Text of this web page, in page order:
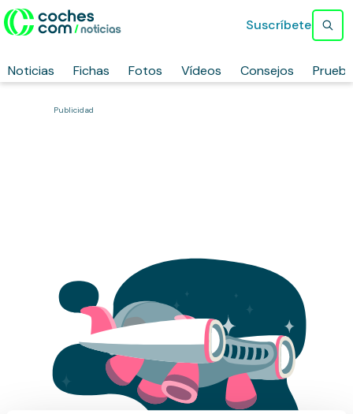
Noticias Fichas Fotos Vídeos Consejos
Suscríbete
Publicidad